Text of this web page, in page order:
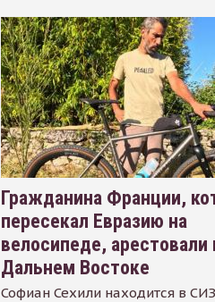
Гражданина Франции,
пересекал Евразию на
велосипеде, арестовали
Дальнем Востоке
Софиан Сехили находится в